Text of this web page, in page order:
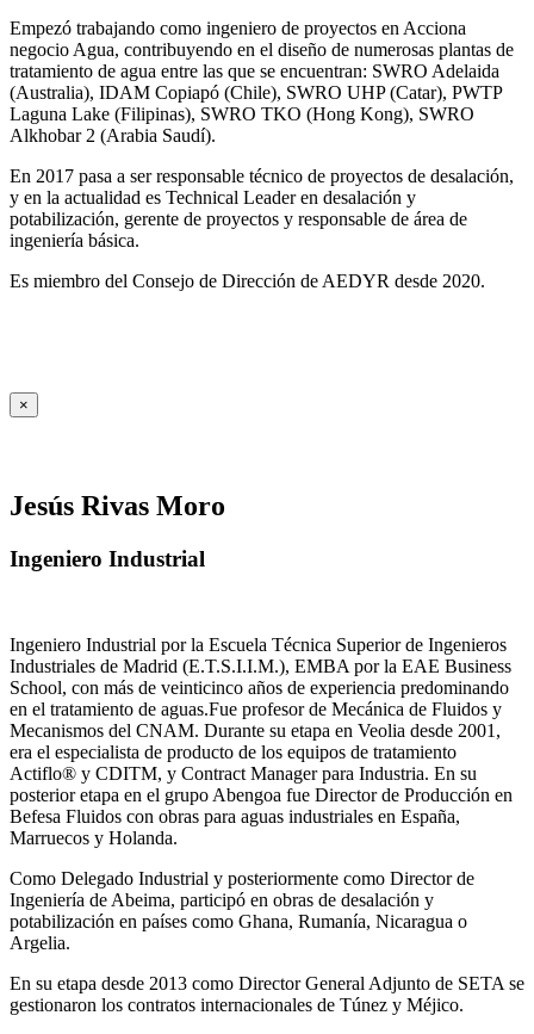
Empezó trabajando como ingeniero de proyectos en Acciona
negocio Agua, contribuyendo en el diseño de numerosas plantas de
tratamiento de agua entre las que se encuentran: SWRO Adelaida
(Australia), IDAM Copiapó (Chile), SWRO UHP (Catar), PWTP
Laguna Lake (Filipinas), SWRO TKO (Hong Kong), SWRO
Alkhobar 2 (Arabia Saudí).
En 2017 pasa a ser responsable técnico de proyectos de desalación,
y en la actualidad es Technical Leader en desalación y
potabilización, gerente de proyectos y responsable de área de
ingeniería básica.
Es miembro del Consejo de Dirección de AEDYR desde 2020.
×
Jesús Rivas Moro
Ingeniero Industrial
Ingeniero Industrial por la Escuela Técnica Superior de Ingenieros
Industriales de Madrid (E.T.S.I.I.M.), EMBA por la EAE Business
School, con más de veinticinco años de experiencia predominando
en el tratamiento de aguas.Fue profesor de Mecánica de Fluidos y
Mecanismos del CNAM. Durante su etapa en Veolia desde 2001,
era el especialista de producto de los equipos de tratamiento
Actiflo® y CDITM, y Contract Manager para Industria. En su
posterior etapa en el grupo Abengoa fue Director de Producción en
Befesa Fluidos con obras para aguas industriales en España,
Marruecos y Holanda.
Como Delegado Industrial y posteriormente como Director de
Ingeniería de Abeima, participó en obras de desalación y
potabilización en países como Ghana, Rumanía, Nicaragua o
Argelia.
En su etapa desde 2013 como Director General Adjunto de SETA se
gestionaron los contratos internacionales de Túnez y Méjico.